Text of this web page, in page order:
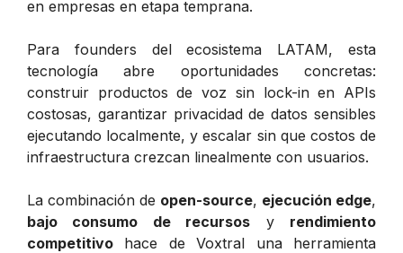
en empresas en etapa temprana.
Para founders del ecosistema LATAM, esta
tecnología abre oportunidades concretas:
construir productos de voz sin lock-in en APIs
costosas, garantizar privacidad de datos sensibles
ejecutando localmente, y escalar sin que costos de
infraestructura crezcan linealmente con usuarios.
La combinación de open-source, ejecución edge,
bajo consumo de recursos y rendimiento
competitivo hace de Voxtral una herramienta